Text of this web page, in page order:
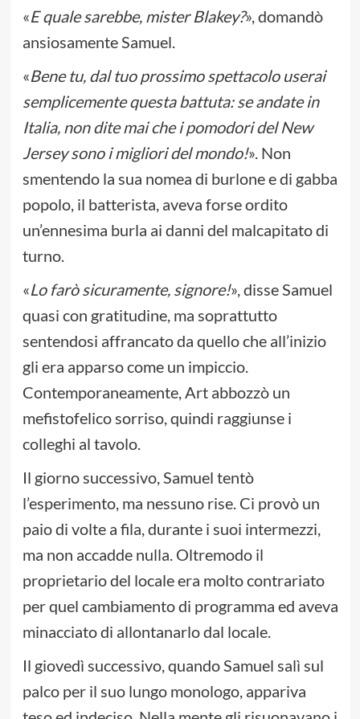
«E quale sarebbe, mister Blakey?», domandò
ansiosamente Samuel.
«Bene tu, dal tuo prossimo spettacolo userai
semplicemente questa battuta: se andate in
Italia, non dite mai che i pomodori del New
Jersey sono i migliori del mondo!». Non
smentendo la sua nomea di burlone e di gabba
popolo, il batterista, aveva forse ordito
un’ennesima burla ai danni del malcapitato di
turno.
«Lo farò sicuramente, signore!», disse Samuel
quasi con gratitudine, ma soprattutto
sentendosi affrancato da quello che all’inizio
gli era apparso come un impiccio.
Contemporaneamente, Art abbozzò un
mefistofelico sorriso, quindi raggiunse i
colleghi al tavolo.
Il giorno successivo, Samuel tentò
l’esperimento, ma nessuno rise. Ci provò un
paio di volte a fila, durante i suoi intermezzi,
ma non accadde nulla. Oltremodo il
proprietario del locale era molto contrariato
per quel cambiamento di programma ed aveva
minacciato di allontanarlo dal locale.
Il giovedì successivo, quando Samuel salì sul
palco per il suo lungo monologo, appariva